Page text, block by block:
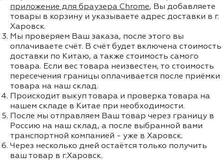
приложение для браузера Chrome, Вы добавляете
товары в корзину и указываете адрес доставки в г.
Харовск.
Мы проверяем Ваш заказа, после этого вы
оплачиваете счёт. В счёт будет включена стоимость
доставки по Китаю, а также стоимость самого
товара. Если вес товара неизвестен, то стоимость
пересечения границы оплачивается после приёмки
товара на наш склад.
Происходит выкуп товара и проверка товара на
нашем складе в Китае при необходимости.
После мы отправляем Ваш товар через границу в
Россию на наш склад, а после выбранной вами
транспортной компанией - уже в Харовск.
Через несколько дней остаётся только получить
ваш товар в г.Харовск.